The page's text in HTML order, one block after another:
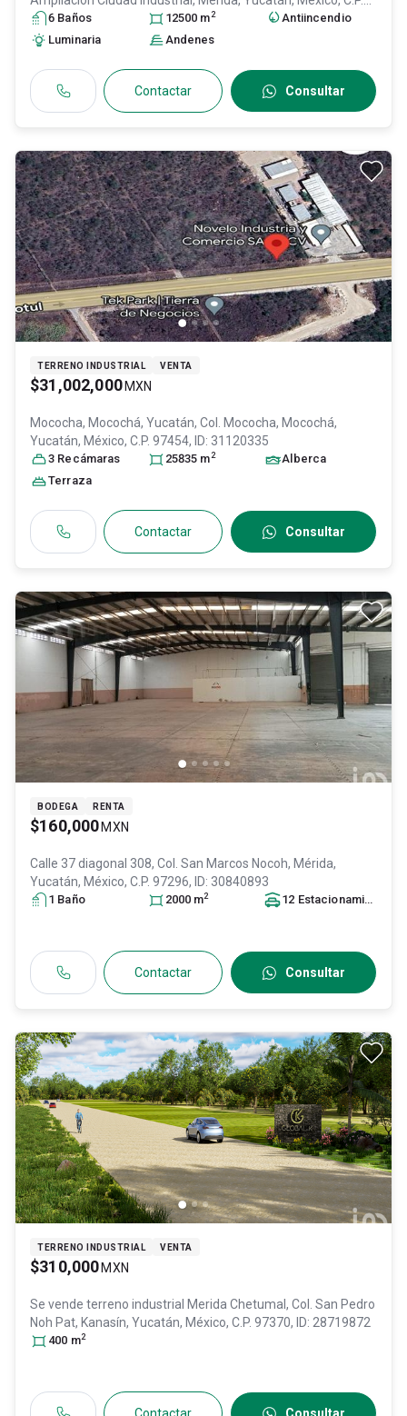
97288, ID:31553677
6 Baños 12500 m2
Antiincendio
Luminaria
Andenes
Contactar Consultar
TERRENO INDUSTRIAL VENTA
$31,002,000 MXN
Mococha, Mocochá, Yucatán, Col. Mococha, Mocochá,
Yucatán, México, C.P. 97454, ID: 31120335
3 Recámaras 25835 m2
Alberca
Terraza
Contactar Consultar
BODEGA RENTA
$160,000 MXN
Calle 37 diagonal 308, Col. San Marcos Nocoh, Mérida,
Yucatán, México, C.P. 97296, ID: 30840893
1 Baño 2000 m2 12 Estacionamiento
Contactar Consultar
TERRENO INDUSTRIAL VENTA
$310,000 MXN
Se vende terreno industrial Merida Chetumal, Col. San Pedro
Noh Pat, Kanasín, Yucatán, México, C.P. 97370, ID: 28719872
400 m2